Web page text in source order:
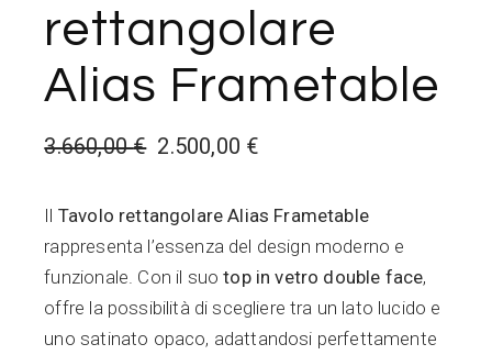
rettangolare
Alias Frametable
3.660,00€
Il
era:
3.660,00 €.
2.500,00 €
Il
è:
2.500,00 €.
Il Tavolo rettangolare Alias Frametable
rappresenta l’essenza del design moderno e
funzionale. Con il suotop in vetro double face,
offre la possibilità di scegliere tra un lato lucido e
uno satinato opaco, adattandosi perfettamente